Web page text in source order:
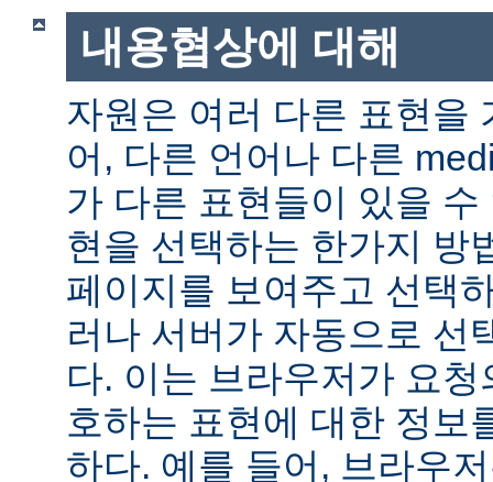
내용협상에 대해
자원은 여러 다른 표현을
어, 다른 언어나 다른
가 다른 표현들이 있을
현을 선택하는 한가지 방
페이지를 보여주고 선택
러나 서버가 자동으로 선
다. 이는 브라우저가 요
호하는 표현에 대한 정보
하다. 예를 들어, 브라우